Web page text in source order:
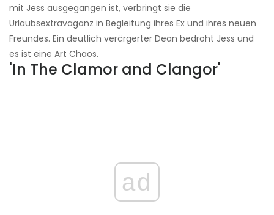
mit Jess ausgegangen ist, verbringt sie die
Urlaubsextravaganz in Begleitung ihres Ex und ihres neuen
Freundes. Ein deutlich verärgerter Dean bedroht Jess und
es ist eine Art Chaos.
'In The Clamor and Clangor'
ad